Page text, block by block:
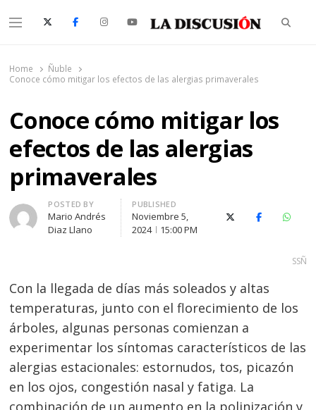
Menu
Home
Ñuble
Conoce cómo mitigar los efectos de las alergias primaverales
Conoce cómo mitigar los
efectos de las alergias
primaverales
Author
POSTED BY
Mario Andrés
Diaz Llano
PUBLISHED
Noviembre 5,
2024
15:00 PM
X (Twitter)Facebook
SSÑ
Con la llegada de días más soleados y altas
temperaturas, junto con el florecimiento de los
árboles, algunas personas comienzan a
experimentar los síntomas característicos de las
alergias estacionales: estornudos, tos, picazón
en los ojos, congestión nasal y fatiga. La